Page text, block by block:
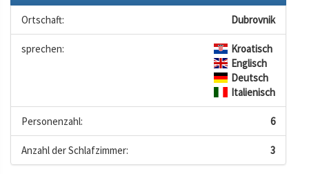
Ortschaft: Dubrovnik
sprechen:
Kroatisch
Englisch
Deutsch
Italienisch
Personenzahl: 6
Anzahl der Schlafzimmer: 3